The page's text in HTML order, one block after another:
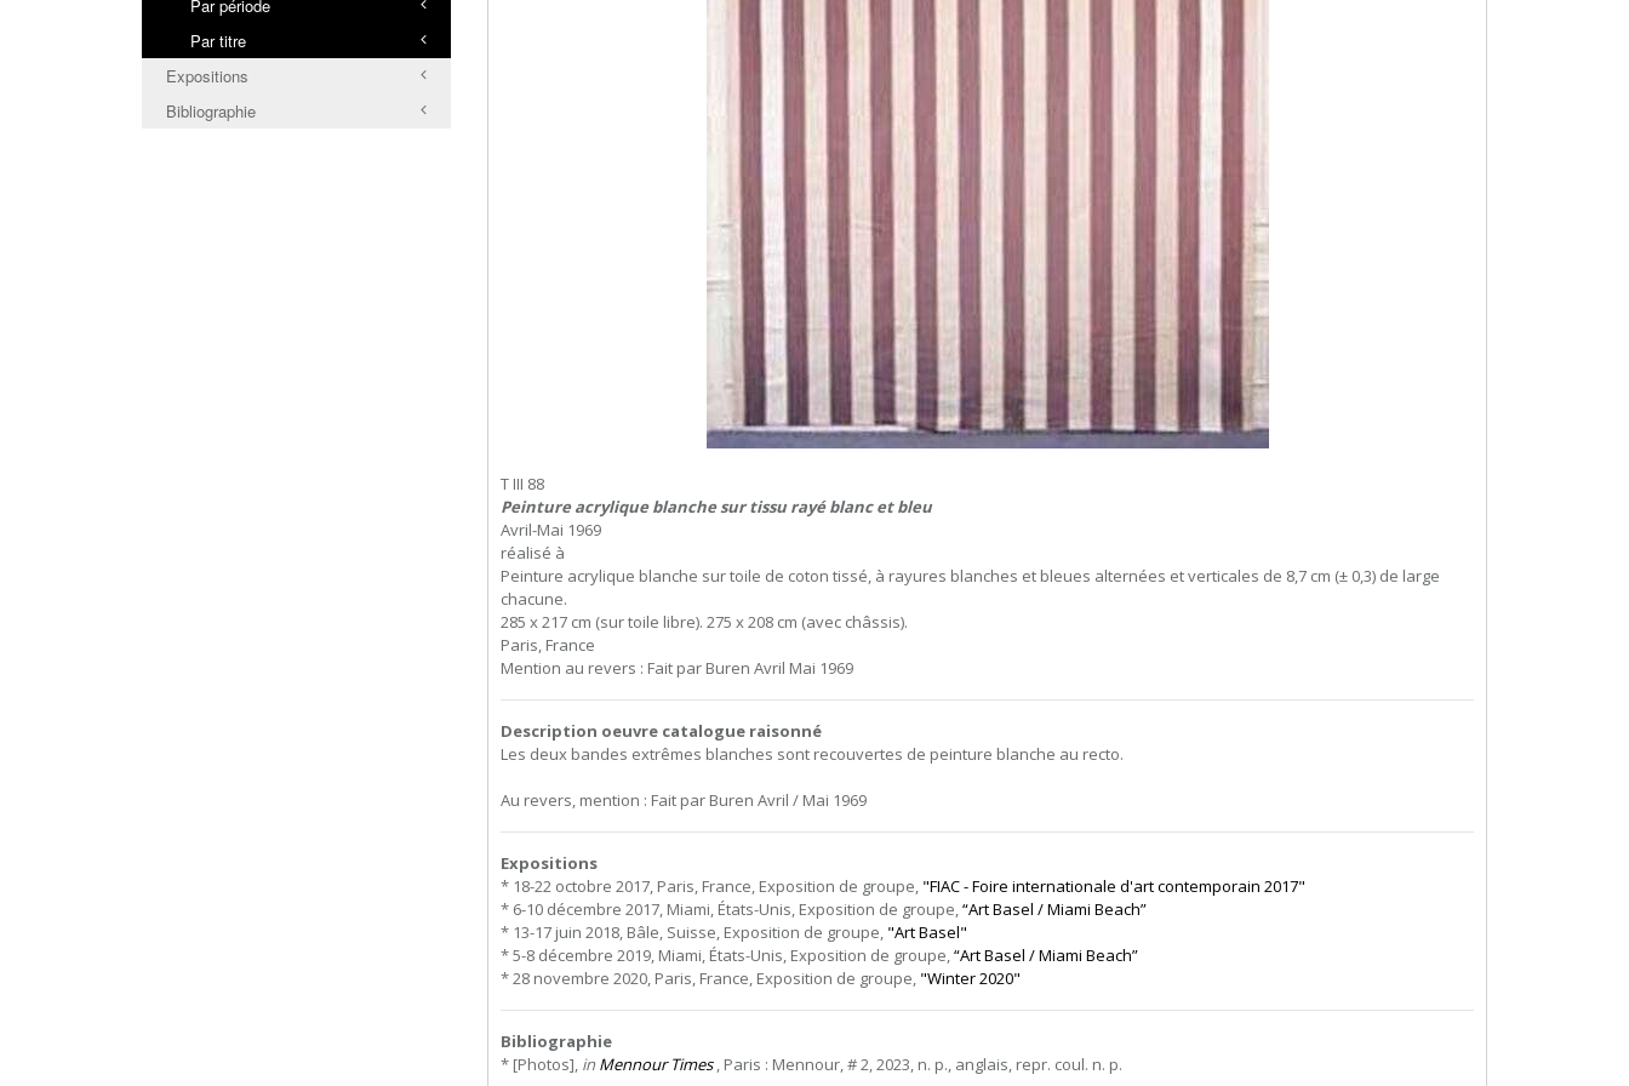
Par période
Par titre
Expositions
Bibliographie
T III 88
Peinture acrylique blanche sur tissu rayé blanc et bleu
Avril-Mai 1969
réalisé à
Peinture acrylique blanche sur toile de coton tissé, à rayures blanches et bleues alternées et verticales de 8,7 cm (± 0,3) de large
chacune.
285 x 217 cm (sur toile libre). 275 x 208 cm (avec châssis).
Paris, France
Mention au revers : Fait par Buren Avril Mai 1969
Description oeuvre catalogue raisonné
Les deux bandes extrêmes blanches sont recouvertes de peinture blanche au recto.
Au revers, mention : Fait par Buren Avril / Mai 1969
Expositions
* 18-22 octobre 2017, Paris, France, Exposition de groupe, "FIAC - Foire internationale d'art contemporain 2017"
* 6-10 décembre 2017, Miami, États-Unis, Exposition de groupe,“Art Basel / Miami Beach”
* 13-17 juin 2018, Bâle, Suisse, Exposition de groupe, "Art Basel"
* 5-8 décembre 2019, Miami, États-Unis, Exposition de groupe,“Art Basel / Miami Beach”
* 28 novembre 2020, Paris, France, Exposition de groupe, "Winter 2020"
Bibliographie
* [Photos], in Mennour Times, Paris : Mennour, # 2, 2023, n. p., anglais, repr. coul. n. p.